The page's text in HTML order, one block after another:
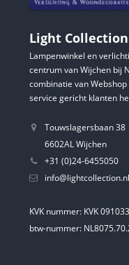
Light Collection
Lampenwinkel en
centrum van Wijchen bij
combinatie van
service gericht klanten
Touwslagersbaan 38
6602AL Wijchen
+31 (0)24-6455050
info@lightcollection.nl
KVK nummer: KVK
btw-nummer: